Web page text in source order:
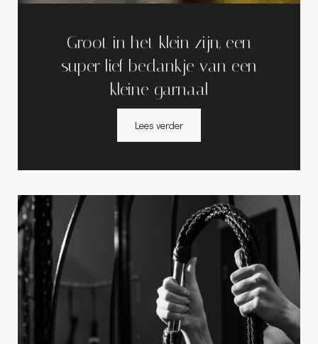
Groot in het klein zijn, een
super lief bedankje van een
kleine garnaal
Lees verder